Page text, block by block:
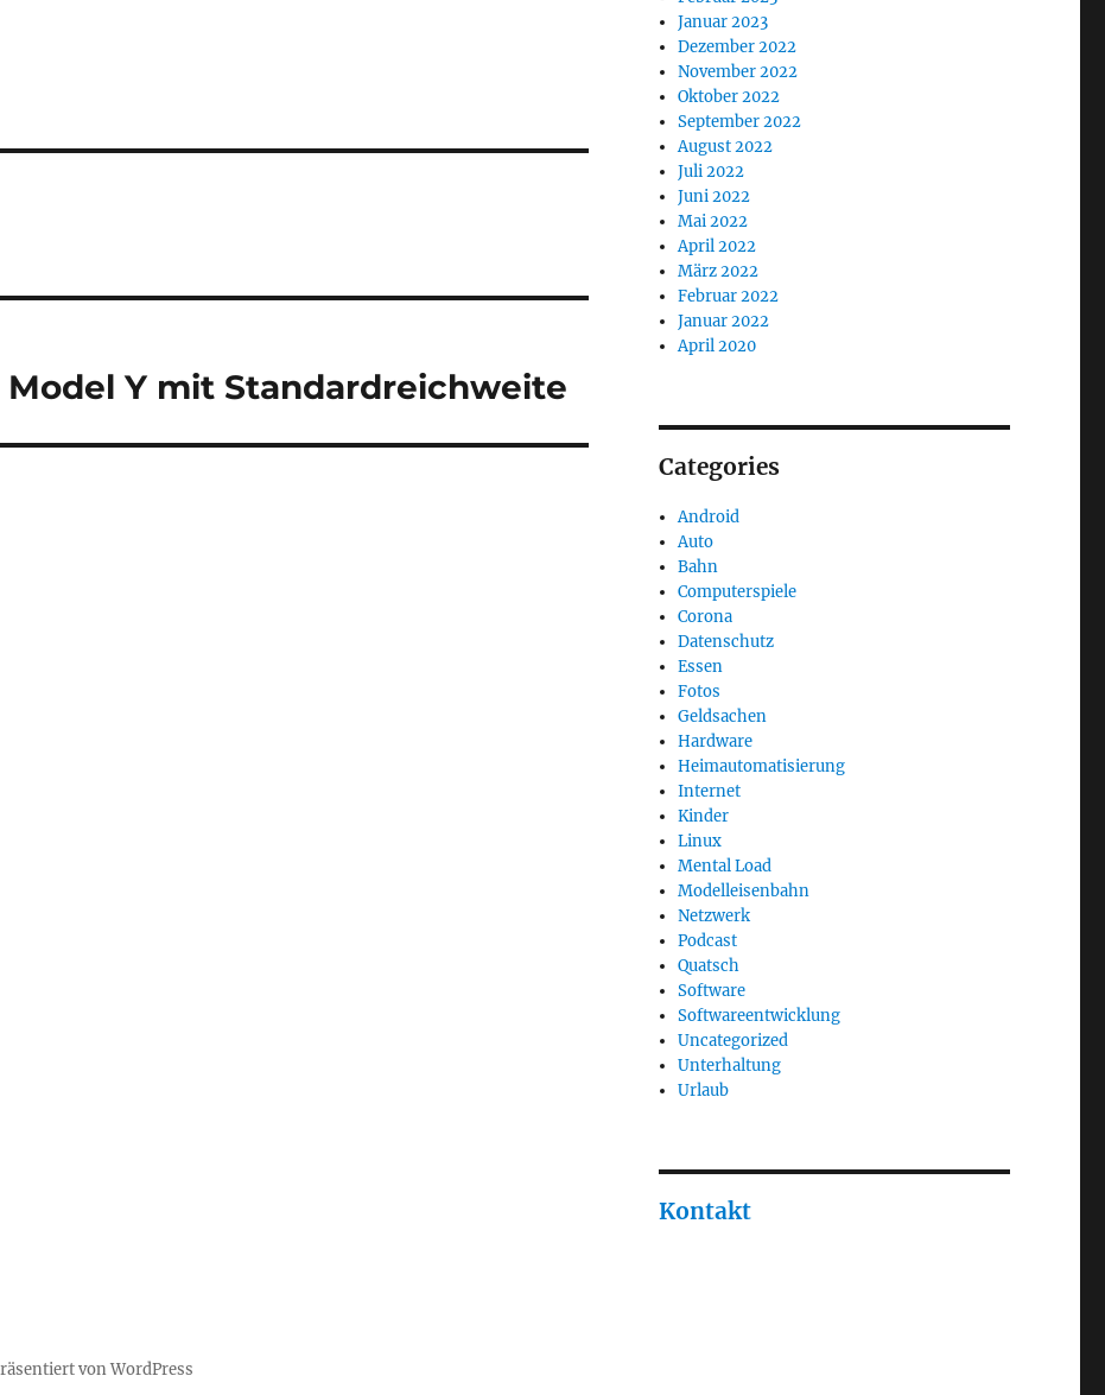
Y mit Standardreichweite
Januar 2023
Dezember 2022
November 2022
Oktober 2022
September 2022
August 2022
Juli 2022
Juni 2022
Mai 2022
April 2022
März 2022
Februar 2022
Januar 2022
April 2020
Categories
Android
Auto
Bahn
Computerspiele
Corona
Datenschutz
Essen
Fotos
Geldsachen
Hardware
Heimautomatisierung
Internet
Kinder
Linux
Mental Load
Modelleisenbahn
Netzwerk
Podcast
Quatsch
Software
Softwareentwicklung
Uncategorized
Unterhaltung
Urlaub
Kontakt
von WordPress